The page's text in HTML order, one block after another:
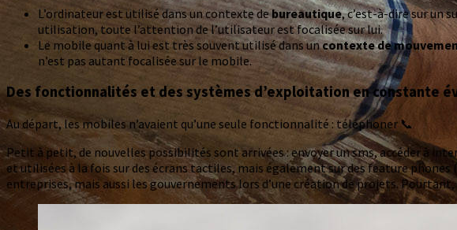
L’ordinateur est utilisé dans un contexte debureautique, c’est-à-dire sur un
utilisation, toute l’attention de l’utilisateur est focalisée sur lui.
Le mobile quant à lui est très souvent utilisé dans uncontexte de
n’est pas autant focalisée sur le mobile.
Des fonctionnalités et des systèmes d’exploitation en constante
Au départ, les mobiles n’avaient qu’une seule fonctionnalité : téléphoner 📞
Petit à petit, de nouvelles possibilités sont arrivées : envoyer un sms, accéder à
et utilisées à la fois sur des écrans tactiles, mais également sur des feature
entreprises, mais aussi les gouvernements lors d’une création de projets.